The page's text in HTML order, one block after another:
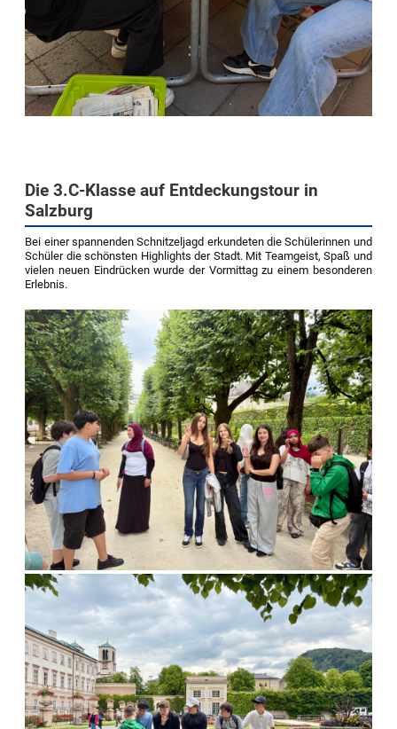
Die 3.C-Klasse auf Entdeckungstour in
Salzburg
Bei einer spannenden Schnitzeljagd erkundeten die Schülerinnen und
Schüler die schönsten Highlights der Stadt. Mit Teamgeist, Spaß und
vielen neuen Eindrücken wurde der Vormittag zu einem besonderen
Erlebnis.